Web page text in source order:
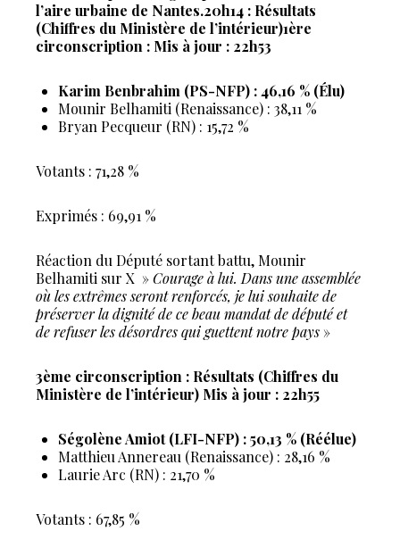
l’aire urbaine de Nantes.20h14 : Résultats
(Chiffres du Ministère de l’intérieur)1ère
circonscription : Mis à jour : 22h53
Karim Benbrahim (PS-NFP) : 46,16 % (Élu)
Mounir Belhamiti (Renaissance) : 38,11 %
Bryan Pecqueur (RN) : 15,72 %
Votants : 71,28 %
Exprimés : 69,91 %
Réaction du Député sortant battu, Mounir
Belhamiti sur X »Courage à lui. Dans une assemblée
où les extrêmes seront renforcés, je lui souhaite de
préserver la dignité de ce beau mandat de député et
de refuser les désordres qui guettent notre pays »
3ème circonscription : Résultats (Chiffres du
Ministère de l’intérieur) Mis à jour : 22h55
Ségolène Amiot (LFI-NFP) : 50,13 % (Réélue)
Matthieu Annereau (Renaissance) : 28,16 %
Laurie Arc (RN) : 21,70 %
Votants : 67,85 %